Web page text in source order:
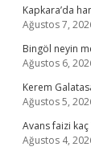
Kapkara’da
Ağustos 7,
Bingöl neyin
Ağustos 6,
Kerem
Ağustos 5,
Avans faizi kaç
Ağustos 4,